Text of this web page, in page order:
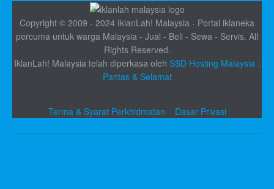
Copyright © 2009 - 2024 IklanLah! Malaysia - Portal iklaneka
percuma untuk warga Malaysia - Jual - Beli - Sewa - Servis. All
Rights Reserved.
IklanLah! Malaysia telah diperkasa oleh SSD Hosting Malaysia :
Pantas & Selamat
Terma & Syarat Perkhidmatan Dasar Privasi